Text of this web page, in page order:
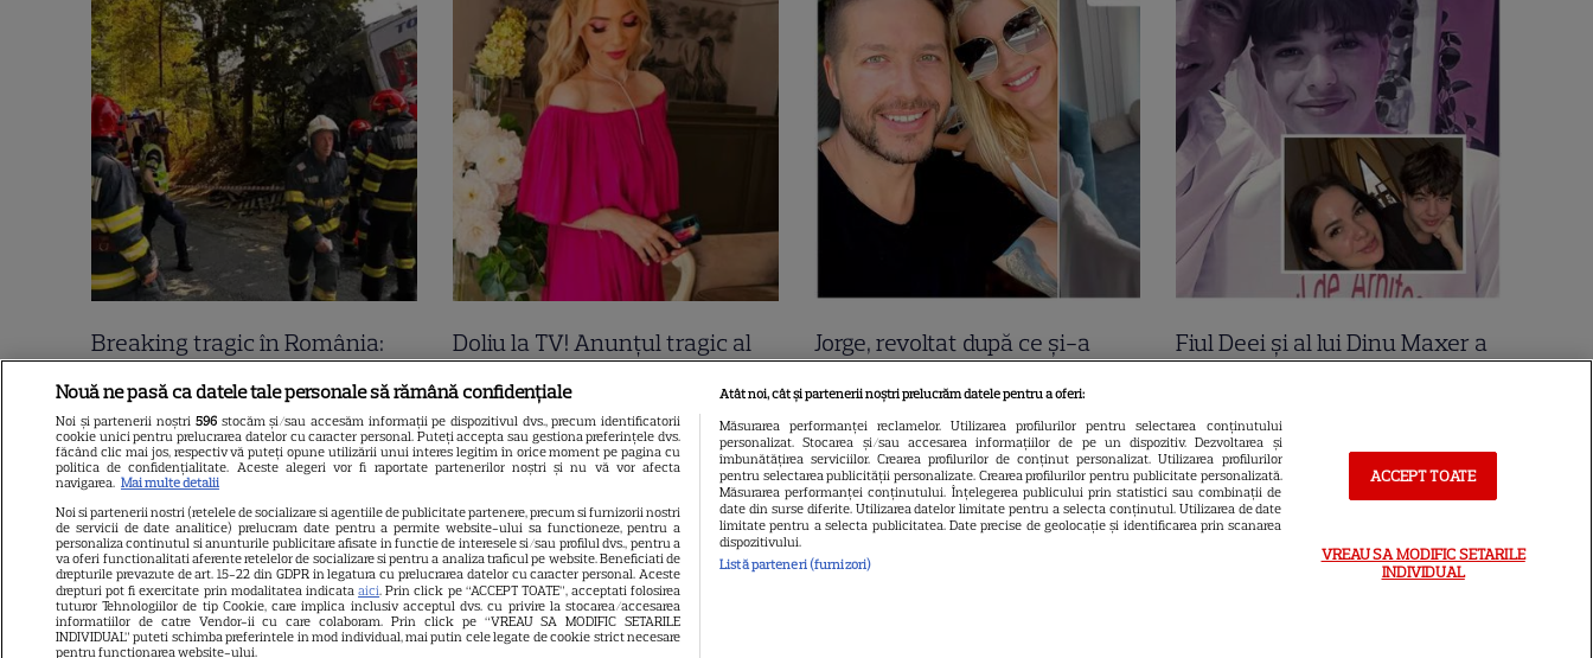
Breaking tragic în România:
microbuzul în care se afla
acum câteva minute echipa de
fotbal din București, accident
mortal! Câți morți și câți răniți
sunt până acum
Doliu la TV! Anunțul tragic al
dimineții a venit acum și
frânge inimi! A murit subit
prezentatoarea TV care ani de
zile ne-a adus știri de pe
Litoral
Jorge, revoltat după ce și-a
devastat. Ce au lăsat în urmă
turiștii este strigător la Cer
Fiul Deei și al lui Dinu Maxer a
din București. Andreas, admis
fără meditații, cu note maxime
Nouă ne pasă ca datele tale personale să rămână confidențiale
Noi și partenerii noștri 596stocăm și/sau accesăm informații pe dispozitivul dvs., precum identificatorii
cookie unici pentru prelucrarea datelor cu caracter personal. Puteți accepta sau gestiona preferințele dvs.
făcând clic mai jos, respectiv vă puteți opune utilizării unui interes legitim în orice moment pe pagina cu
politica de confidențialitate. Aceste alegeri vor fi raportate partenerilor noștri și nu vă vor afecta
navigarea. Mai multe detalii
Noi si partenerii nostri (retelele de socializare si agentiile de publicitate partenere, precum si furnizorii nostri
de servicii de date analitice) prelucram date pentru a permite website-ului sa functioneze, pentru a
personaliza continutul si anunturile publicitare afisate in functie de interesele si/sau profilul dvs., pentru a
va oferi functionalitati aferente retelelor de socializare si pentru a analiza traficul pe website. Beneficiati de
drepturile prevazute de art. 15-22 din GDPR in legatura cu prelucrarea datelor cu caracter personal. Aceste
drepturi pot fi exercitate prin modalitatea indicataaici. Prin click pe “ACCEPT TOATE”, acceptati folosirea
tuturor Tehnologiilor de tip Cookie, care implica inclusiv acceptul dvs. cu privire la stocarea/accesarea
informatiilor de catre Vendor-ii cu care colaboram. Prin click pe “VREAU SA MODIFIC SETARILE
INDIVIDUAL” puteti schimba preferintele in mod individual, mai putin cele legate de cookie strict necesare
pentru functionarea website-ului.
Atât noi, cât și partenerii noștri prelucrăm datele pentru a oferi:
Măsurarea performanței reclamelor. Utilizarea profilurilor pentru selectarea conținutului
personalizat. Stocarea și/sau accesarea informațiilor de pe un dispozitiv. Dezvoltarea și
îmbunătățirea serviciilor. Crearea profilurilor de conținut personalizat. Utilizarea profilurilor
pentru selectarea publicității personalizate. Crearea profilurilor pentru publicitate personalizată.
Măsurarea performanței conținutului. Înțelegerea publicului prin statistici sau combinații de
date din surse diferite. Utilizarea datelor limitate pentru a selecta conținutul. Utilizarea de date
limitate pentru a selecta publicitatea. Date precise de geolocație și identificarea prin scanarea
dispozitivului.
Listă parteneri (furnizori)
ACCEPT TOATE
VREAU SA MODIFIC SETARILE
INDIVIDUAL